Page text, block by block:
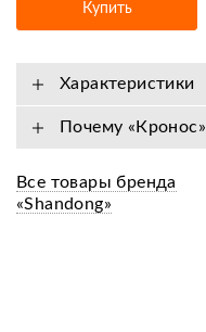
Купить
Характеристики
Почему «Кронос»
Все товары бренда
«Shandong»